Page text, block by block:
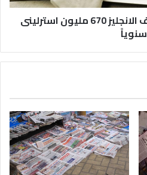
الاحتيال عبر الإنترنت يكلف الانجليز 670 مليون استرلينى
سنوياً